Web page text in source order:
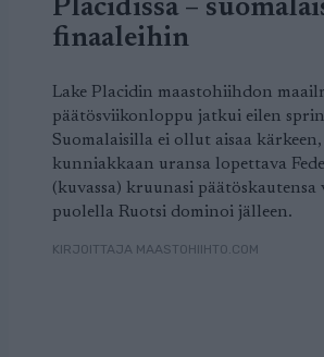
Placidissa –
finaaleihin
Lake Placidin maastohiihdon
päätösviikonloppu jatkui eilen
Suomalaisilla ei ollut aisaa
kunniakkaan uransa lopettava
(kuvassa) kruunasi
puolella Ruotsi dominoi jälleen.
KIRJOITTAJA MAASTOHIIHTO.COM